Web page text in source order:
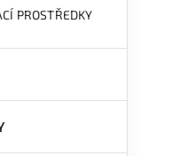
PROSTŘEDKY